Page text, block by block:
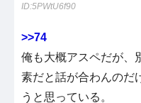
ID:5PWtU6f90
>>74
俺も大概アスペだが、
素だと話が合わんのだ
うと思っている。